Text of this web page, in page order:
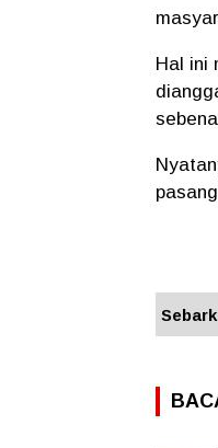
Hal ini